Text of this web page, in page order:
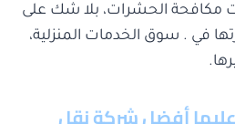
مكافحة الحشرات، بلا شك على
في . سوق الخدمات المنزلية،
أفضل شركة نقل